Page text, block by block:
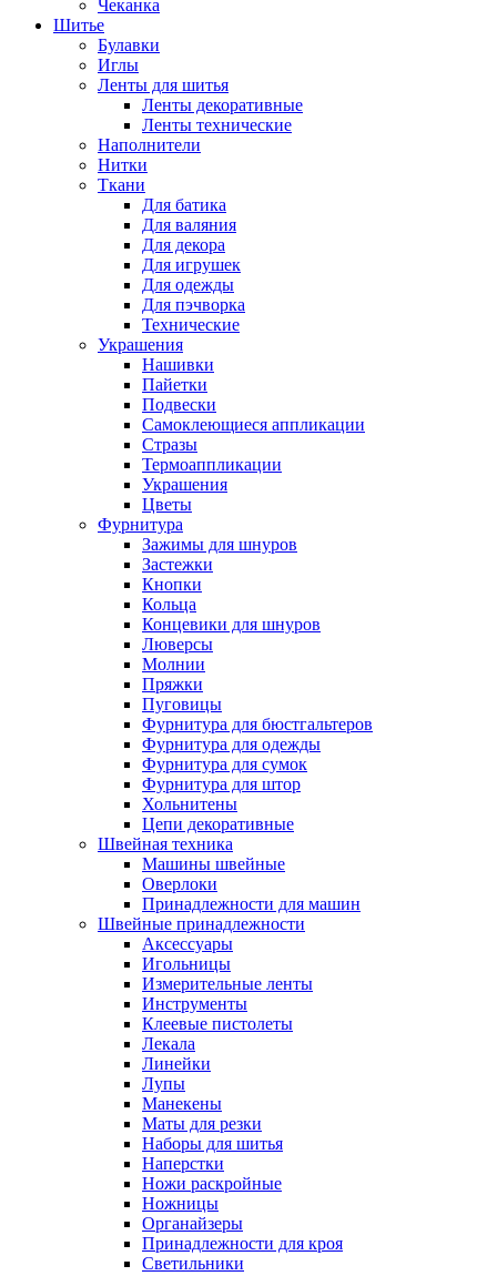
Чеканка
Шитье
Булавки
Иглы
Ленты для шитья
Ленты декоративные
Ленты технические
Наполнители
Нитки
Ткани
Для батика
Для валяния
Для декора
Для игрушек
Для одежды
Для пэчворка
Технические
Украшения
Нашивки
Пайетки
Подвески
Самоклеющиеся аппликации
Стразы
Термоаппликации
Украшения
Цветы
Фурнитура
Зажимы для шнуров
Застежки
Кнопки
Кольца
Концевики для шнуров
Люверсы
Молнии
Пряжки
Пуговицы
Фурнитура для бюстгальтеров
Фурнитура для одежды
Фурнитура для сумок
Фурнитура для штор
Хольнитены
Цепи декоративные
Швейная техника
Машины швейные
Оверлоки
Принадлежности для машин
Швейные принадлежности
Аксессуары
Игольницы
Измерительные ленты
Инструменты
Клеевые пистолеты
Лекала
Линейки
Лупы
Манекены
Маты для резки
Наборы для шитья
Наперстки
Ножи раскройные
Ножницы
Органайзеры
Принадлежности для кроя
Светильники